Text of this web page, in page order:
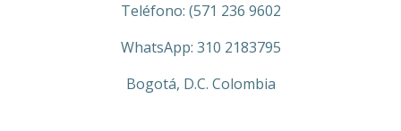
Teléfono: (571 236 9602
WhatsApp: 310 2183795
Bogotá, D.C. Colombia